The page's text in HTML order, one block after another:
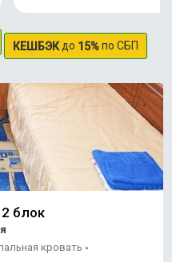
КЕШБЭКдо 15%по СБП
блок
кровать •